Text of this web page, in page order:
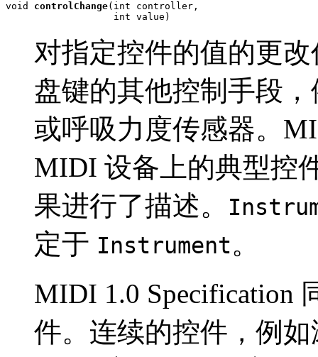
void controlChange(int controller,
                   int value)
对指定控件的值的更
盘键的其他控制手段
或呼吸力度传感器。
MIDI 设备上的典型控
果进行了描述。
定于 Instrument。
MIDI 1.0 Specification
件。连续的控件，例